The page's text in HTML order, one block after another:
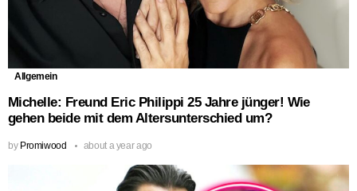
Allgemein
Michelle: Freund Eric Philippi 25 Jahre jünger! Wie
gehen beide mit dem Altersunterschied um?
by Promiwood about a year ago